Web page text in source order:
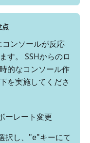
点
ンソールが反応
す。 SSHからのロ
的なコンソール作
を実施してくださ
ーレート変更
択し、"e"キーにて